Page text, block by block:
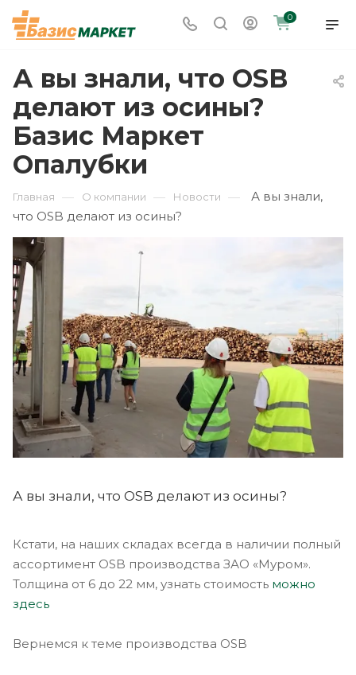
0
А вы знали, что OSB
делают из осины?
Базис Маркет
Опалубки
Главная — О компании — Новости —
А вы знали,
что OSB делают из осины?
А вы знали, что OSB делают из осины?
Кстати, на наших складах всегда в наличии полный
ассортимент OSB производства ЗАО «Муром».
Толщина от 6 до 22 мм, узнать стоимость можно
здесь
Вернемся к теме производства OSB